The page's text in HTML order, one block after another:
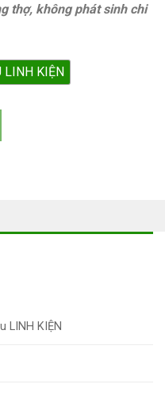
thợ, không phát sinh chi
LINH KIỆN
quantity
LINH KIỆN